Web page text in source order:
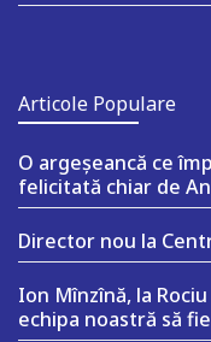
Articole Populare
O argeşeancă ce
felicitată chiar de
Director nou la
Ion Mînzînă, la
echipa noastră să